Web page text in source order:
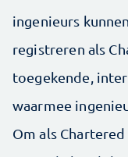
ingenieurs
registreren als
toegekende,
waarmee
Om als